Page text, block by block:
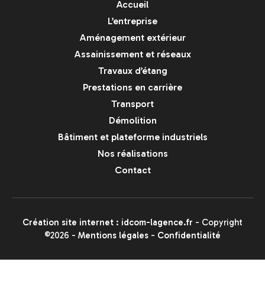
Accueil
L’entreprise
Aménagement extérieur
Assainissement et réseaux
Travaux d’étang
Prestations en carrière
Transport
Démolition
Bâtiment et plateforme industriels
Nos réalisations
Contact
Création site internet : idcom-lagence.fr - Copyright
©2026 - Mentions légales - Confidentialité